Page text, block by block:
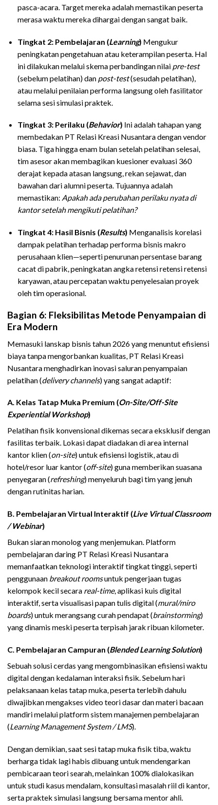
pasca-acara. Target mereka adalah memastikan peserta
merasa waktu mereka dihargai dengan sangat baik.
Tingkat 2: Pembelajaran (Learning) Mengukur
peningkatan pengetahuan atau keterampilan peserta. Hal
ini dilakukan melalui skema perbandingan nilai pre-test
(sebelum pelatihan) dan post-test(sesudah pelatihan),
atau melalui penilaian performa langsung oleh fasilitator
selama sesi simulasi praktek.
Tingkat 3: Perilaku (Behavior) Ini adalah tahapan yang
membedakan PT Relasi Kreasi Nusantara dengan vendor
biasa. Tiga hingga enam bulan setelah pelatihan selesai,
tim asesor akan membagikan kuesioner evaluasi 360
derajat kepada atasan langsung, rekan sejawat, dan
bawahan dari alumni peserta. Tujuannya adalah
memastikan: Apakah ada perubahan perilaku nyata di
kantor setelah mengikuti pelatihan?
Tingkat 4: Hasil Bisnis (Results) Menganalisis korelasi
dampak pelatihan terhadap performa bisnis makro
perusahaan klien—seperti penurunan persentase barang
cacat di pabrik, peningkatan angka retensi retensi retensi
karyawan, atau percepatan waktu penyelesaian proyek
oleh tim operasional.
Bagian 6: Fleksibilitas Metode Penyampaian di
Era Modern
Memasuki lanskap bisnis tahun 2026 yang menuntut efisiensi
biaya tanpa mengorbankan kualitas, PT Relasi Kreasi
Nusantara menghadirkan inovasi saluran penyampaian
pelatihan (delivery channels) yang sangat adaptif:
A. Kelas Tatap Muka Premium (On-Site/Off-Site
Experiential Workshop)
Pelatihan fisik konvensional dikemas secara eksklusif dengan
fasilitas terbaik. Lokasi dapat diadakan di area internal
kantor klien (on-site) untuk efisiensi logistik, atau di
hotel/resor luar kantor (off-site) guna memberikan suasana
penyegaran (refreshing) menyeluruh bagi tim yang jenuh
dengan rutinitas harian.
B. Pembelajaran Virtual Interaktif (Live Virtual Classroom
/ Webinar)
Bukan siaran monolog yang menjemukan. Platform
pembelajaran daring PT Relasi Kreasi Nusantara
memanfaatkan teknologi interaktif tingkat tinggi, seperti
penggunaan breakout roomsuntuk pengerjaan tugas
kelompok kecil secara real-time, aplikasi kuis digital
interaktif, serta visualisasi papan tulis digital (mural/miro
boards) untuk merangsang curah pendapat (brainstorming)
yang dinamis meski peserta terpisah jarak ribuan kilometer.
C. Pembelajaran Campuran (Blended Learning Solution)
Sebuah solusi cerdas yang mengombinasikan efisiensi waktu
digital dengan kedalaman interaksi fisik. Sebelum hari
pelaksanaan kelas tatap muka, peserta terlebih dahulu
diwajibkan mengakses video teori dasar dan materi bacaan
mandiri melalui platform sistem manajemen pembelajaran
(Learning Management System / LMS).
Dengan demikian, saat sesi tatap muka fisik tiba, waktu
berharga tidak lagi habis dibuang untuk mendengarkan
pembicaraan teori searah, melainkan 100% dialokasikan
untuk studi kasus mendalam, konsultasi masalah riil di kantor,
serta praktek simulasi langsung bersama mentor ahli.